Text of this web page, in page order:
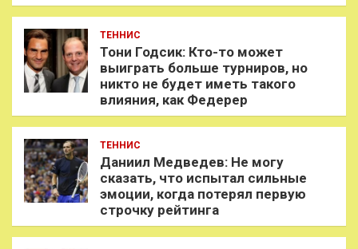
ТЕННИС
Тони Годсик: Кто-то может
выиграть больше турниров, но
никто не будет иметь такого
влияния, как Федерер
ТЕННИС
Даниил Медведев: Не могу
сказать, что испытал сильные
эмоции, когда потерял первую
строчку рейтинга